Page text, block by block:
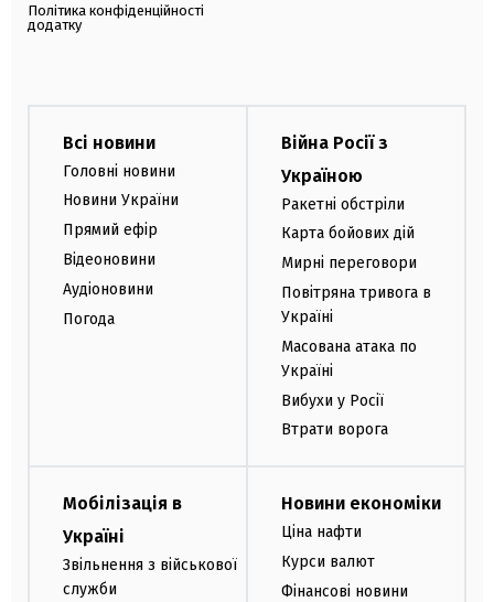
Політика конфіденційності
додатку
Всі новини
Головні новини
Новини України
Прямий ефір
Відеоновини
Аудіоновини
Погода
Війна Росії з
Україною
Ракетні обстріли
Карта бойових дій
Мирні переговори
Повітряна тривога в
Україні
Масована атака по
Україні
Вибухи у Росії
Втрати ворога
Мобілізація в
Україні
Звільнення з військової
служби
Новини економіки
Ціна нафти
Курси валют
Фінансові новини